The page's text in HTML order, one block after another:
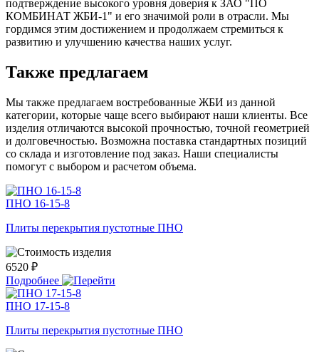
подтверждение высокого уровня доверия к ЗАО "ПО
КОМБИНАТ ЖБИ-1" и его значимой роли в отрасли. Мы
гордимся этим достижением и продолжаем стремиться к
развитию и улучшению качества наших услуг.
Также предлагаем
Мы также предлагаем востребованные ЖБИ из данной
категории, которые чаще всего выбирают наши клиенты. Все
изделия отличаются высокой прочностью, точной геометрией
и долговечностью. Возможна поставка стандартных позиций
со склада и изготовление под заказ. Наши специалисты
помогут с выбором и расчетом объема.
ПНО 16-15-8
Плиты перекрытия пустотные ПНО
6520 ₽
Подробнее
ПНО 17-15-8
Плиты перекрытия пустотные ПНО